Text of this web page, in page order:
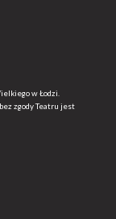
w Łodzi.
zgody Teatru jest